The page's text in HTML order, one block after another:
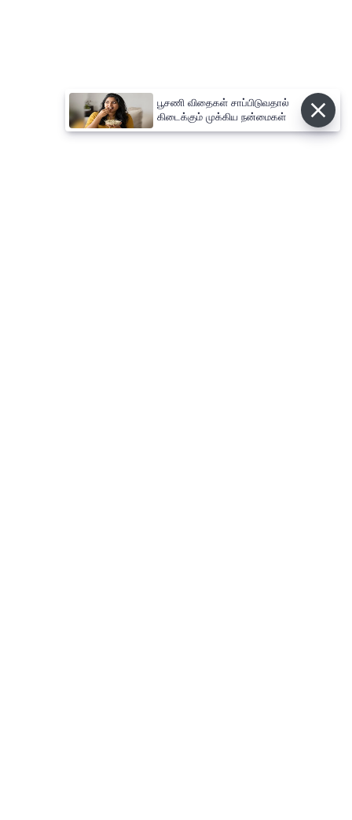
பூசணி விதைகள் சாப்பிடுவதால்
கிடைக்கும் முக்கிய நன்மைகள்